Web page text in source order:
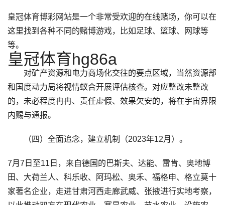
皇冠体育博彩网站是一个非常受欢迎的在线赌场，你可以在
这里找到各种不同的赌博游戏，比如足球、篮球、网球等
等。
皇冠体育hg86a
对矿产资源和电力商场化交往的要点区域，当然资源部
和国度动力局将视情蚁合开展评估核查。对应整改未整改
的，未必程度冉冉、责任虚假、效果欠安的，将在宇宙界限
内赐与通报。
（四）全面追念，建立机制（2023年12月）。
7月7日至11日，来自德国的巴斯夫、达能、雷肯、奥地博
田、大荷兰人、科乐收、阿玛松、奥禾、福格申、格立莫十
家著名企业，走进甘肃河西走廊武威、张掖进行实地考察，